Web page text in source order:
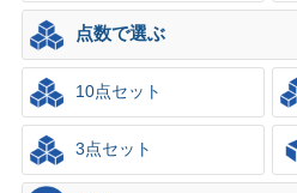
点数で選ぶ
10点セット
3点セット